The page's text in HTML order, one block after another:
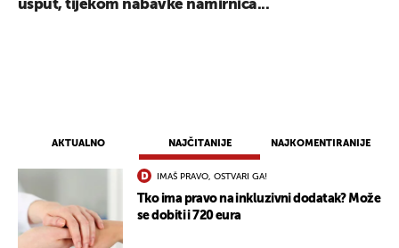
AKTUALNO NAJČITANIJE NAJKOMENTIRANIJE
IMAŠ PRAVO, OSTVARI GA!
Tko ima pravo na inkluzivni dodatak? Može
se dobiti i 720 eura
usput, tijekom nabavke namirnica...